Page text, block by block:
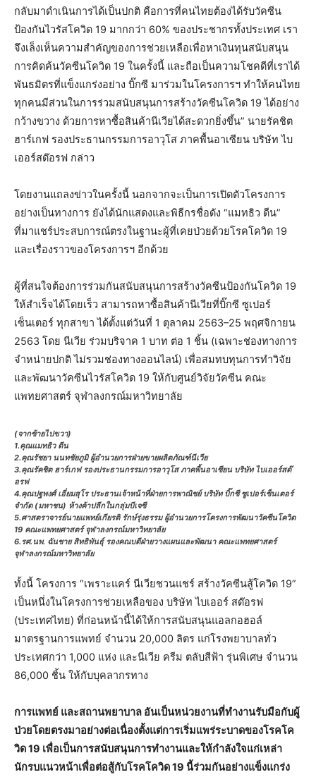
กลับมาดำเนินการได้เป็นปกติ คือการที่คนไทยต้องได้รับวัคซีน
ป้องกันไวรัสโควิด 19 มากกว่า 60% ของประชากรทั้งประเทศ เรา
จึงเล็งเห็นความสำคัญของการช่วยเหลือเพื่อหาเงินทุนสนับสนุน
การคิดค้นวัคซีนโควิด 19 ในครั้งนี้ และถือเป็นความโชคดีที่เราได้
พันธมิตรที่แข็งแกร่งอย่าง บิ๊กซี มาร่วมในโครงการฯ ทำให้คนไทย
ทุกคนมีส่วนในการร่วมสนับสนุนการสร้างวัคซีนโควิด 19 ได้อย่าง
กว้างขวาง ด้วยการหาซื้อสินค้านีเวียได้สะดวกยิ่งขึ้น” นายรัคชิต
ฮาร์เกฟ รองประธานกรรมการอาวุโส ภาคพื้นอาเซียน บริษัท ไบ
เออร์สด๊อรฟ กล่าว
โดยงานแถลงข่าวในครั้งนี้ นอกจากจะเป็นการเปิดตัวโครงการ
อย่างเป็นทางการ ยังได้นักแสดงและพิธีกรชื่อดัง “แมทธิว ดีน”
ที่มาแชร์ประสบการณ์ตรงในฐานะผู้ที่เคยป่วยด้วยโรคโควิด 19
และเรื่องราวของโครงการฯ อีกด้วย
ผู้ที่สนใจต้องการร่วมกันสนับสนุนการสร้างวัคซีนป้องกันโควิด 19
ให้สำเร็จได้โดยเร็ว สามารถหาซื้อสินค้านีเวียที่บิ๊กซี ซูเปอร์
เซ็นเตอร์ ทุกสาขา ได้ตั้งแต่วันที่ 1 ตุลาคม 2563–25 พฤศจิกายน
2563 โดย นีเวีย ร่วมบริจาค 1 บาท ต่อ 1 ชิ้น (เฉพาะช่องทางการ
จำหน่ายปกติ ไม่รวมช่องทางออนไลน์) เพื่อสมทบทุนการทำวิจัย
และพัฒนาวัคซีนไวรัสโควิด 19 ให้กับศูนย์วิจัยวัคซีน คณะ
แพทยศาสตร์ จุฬาลงกรณ์มหาวิทยาลัย
(จากซ้ายไปขวา)
1.คุณแมทธิว ดีน
2.คุณรัชยา นนทชัยภูมิ ผู้อำนวยการฝ่ายขายผลิตภัณฑ์นีเวีย
3.คุณรัคชิต ฮาร์เกฟ รองประธานกรรมการอาวุโส ภาคพื้นอาเซียน บริษัท ไบเออร์สด๊
อรฟ
4.คุณปฐพงศ์ เอี่ยมสุโร ประธานเจ้าหน้าที่ฝ่ายการพาณิชย์ บริษัท บิ๊กซี ซูเปอร์เซ็นเตอร์
จำกัด (มหาชน) ห้างค้าปลีกในกลุ่มบีเจซี
5.ศาสตราจารย์นายแพทย์เกียรติ รักษ์รุ่งธรรม ผู้อำนวยการโครงการพัฒนาวัคซีนโควิด
19 คณะแพทยศาสตร์ จุฬาลงกรณ์มหาวิทยาลัย
6.รศ.นพ. ฉันชาย สิทธิพันธุ์ รองคณบดีฝ่ายวางแผนและพัฒนา คณะแพทยศาสตร์
จุฬาลงกรณ์มหาวิทยาลัย
ทั้งนี้ โครงการ “เพราะแคร์ นีเวียชวนแชร์ สร้างวัคซีนสู้โควิด 19”
เป็นหนึ่งในโครงการช่วยเหลือของ บริษัท ไบเออร์ สด๊อรฟ
(ประเทศไทย) ที่ก่อนหน้านี้ได้ให้การสนับสนุนแอลกอฮอล์
มาตรฐานการแพทย์ จำนวน 20,000 ลิตร แก่โรงพยาบาลทั่ว
ประเทศกว่า 1,000 แห่ง และนีเวีย ครีม ตลับสีฟ้า รุ่นพิเศษ จำนวน
86,000 ชิ้น ให้กับบุคลากรทาง
การแพทย์ และสถานพยาบาล อันเป็นหน่วยงานที่ทำงานรับมือกับผู้
ป่วยโดยตรงมาอย่างต่อเนื่องตั้งแต่การเริ่มแพร่ระบาดของโรคโค
วิด 19 เพื่อเป็นการสนับสนุนการทำงานและให้กำลังใจแก่เหล่า
นักรบแนวหน้าเพื่อต่อสู้กับโรคโควิด 19 นี้ร่วมกันอย่างแข็งแกร่ง